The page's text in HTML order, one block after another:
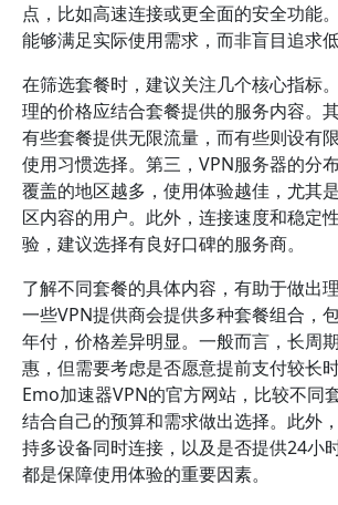
点，比如高速连接或更全面的安全功能
能够满足实际使用需求，而非盲目追求
在筛选套餐时，建议关注几个核心指标
理的价格应结合套餐提供的服务内容。
有些套餐提供无限流量，而有些则设有
使用习惯选择。第三，VPN服务器的分
覆盖的地区越多，使用体验越佳，尤其
区内容的用户。此外，连接速度和稳定
验，建议选择有良好口碑的服务商。
了解不同套餐的具体内容，有助于做出
一些VPN提供商会提供多种套餐组合，
年付，价格差异明显。一般而言，长周
惠，但需要考虑是否愿意提前支付较长
Emo加速器VPN的官方网站，比较不同
结合自己的预算和需求做出选择。此外
持多设备同时连接，以及是否提供24小
都是保障使用体验的重要因素。